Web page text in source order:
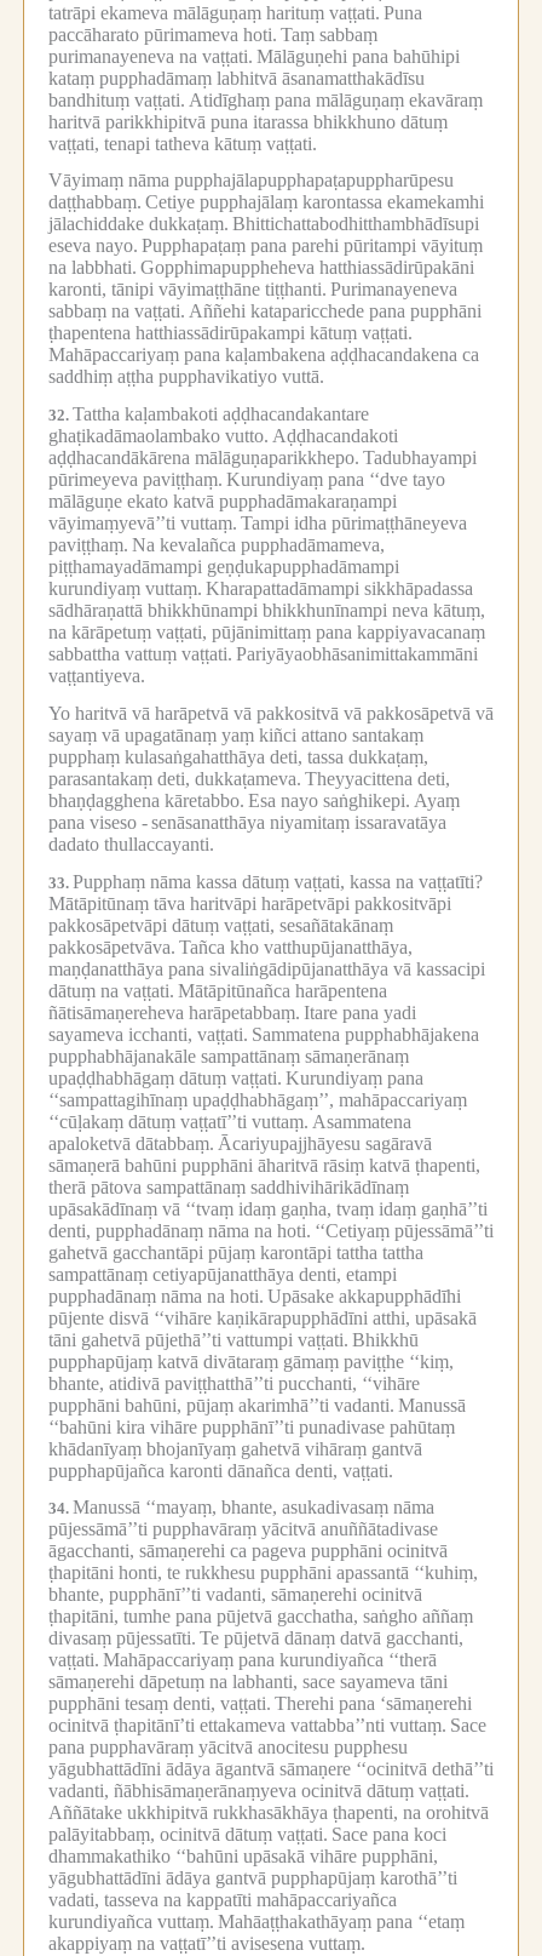
tatrāpi ekameva mālāguṇaṃ harituṃ vaṭṭati. Puna
paccāharato pūrimameva hoti. Taṃ sabbaṃ
purimanayeneva na vaṭṭati. Mālāguṇehi pana bahūhipi
kataṃ pupphadāmaṃ labhitvā āsanamatthakādīsu
bandhituṃ vaṭṭati. Atidīghaṃ pana mālāguṇaṃ ekavāraṃ
haritvā parikkhipitvā puna itarassa bhikkhuno dātuṃ
vaṭṭati, tenapi tatheva kātuṃ vaṭṭati.
Vāyimaṃ nāma pupphajālapupphapaṭapuppharūpesu
daṭṭhabbaṃ. Cetiye pupphajālaṃ karontassa ekamekamhi
jālachiddake dukkaṭaṃ. Bhittichattabodhitthambhādīsupi
eseva nayo. Pupphapaṭaṃ pana parehi pūritampi vāyituṃ
na labbhati. Gopphimapuppheheva hatthiassādirūpakāni
karonti, tānipi vāyimaṭṭhāne tiṭṭhanti. Purimanayeneva
sabbaṃ na vaṭṭati. Aññehi kataparicchede pana pupphāni
ṭhapentena hatthiassādirūpakampi kātuṃ vaṭṭati.
Mahāpaccariyaṃ pana kaḷambakena aḍḍhacandakena ca
saddhiṃ aṭṭha pupphavikatiyo vuttā.
32. Tattha kaḷambakoti aḍḍhacandakantare
ghaṭikadāmaolambako vutto. Aḍḍhacandakoti
aḍḍhacandākārena mālāguṇaparikkhepo. Tadubhayampi
pūrimeyeva paviṭṭhaṃ. Kurundiyaṃ pana ‘‘dve tayo
mālāguṇe ekato katvā pupphadāmakaraṇampi
vāyimaṃyevā’’ti vuttaṃ. Tampi idha pūrimaṭṭhāneyeva
paviṭṭhaṃ. Na kevalañca pupphadāmameva,
piṭṭhamayadāmampi geṇḍukapupphadāmampi
kurundiyaṃ vuttaṃ. Kharapattadāmampi sikkhāpadassa
sādhāraṇattā bhikkhūnampi bhikkhunīnampi neva kātuṃ,
na kārāpetuṃ vaṭṭati, pūjānimittaṃ pana kappiyavacanaṃ
sabbattha vattuṃ vaṭṭati. Pariyāyaobhāsanimittakammāni
vaṭṭantiyeva.
Yo haritvā vā harāpetvā vā pakkositvā vā pakkosāpetvā vā
sayaṃ vā upagatānaṃ yaṃ kiñci attano santakaṃ
pupphaṃ kulasaṅgahatthāya deti, tassa dukkaṭaṃ,
parasantakaṃ deti, dukkaṭameva. Theyyacittena deti,
bhaṇḍagghena kāretabbo. Esa nayo saṅghikepi. Ayaṃ
pana viseso -senāsanatthāya niyamitaṃ issaravatāya
dadato thullaccayanti.
33. Pupphaṃ nāma kassa dātuṃ vaṭṭati, kassa na vaṭṭatīti?
Mātāpitūnaṃ tāva haritvāpi harāpetvāpi pakkositvāpi
pakkosāpetvāpi dātuṃ vaṭṭati, sesañātakānaṃ
pakkosāpetvāva. Tañca kho vatthupūjanatthāya,
maṇḍanatthāya pana sivaliṅgādipūjanatthāya vā kassacipi
dātuṃ na vaṭṭati. Mātāpitūnañca harāpentena
ñātisāmaṇereheva harāpetabbaṃ. Itare pana yadi
sayameva icchanti, vaṭṭati. Sammatena pupphabhājakena
pupphabhājanakāle sampattānaṃ sāmaṇerānaṃ
upaḍḍhabhāgaṃ dātuṃ vaṭṭati. Kurundiyaṃ pana
‘‘sampattagihīnaṃ upaḍḍhabhāgaṃ’’, mahāpaccariyaṃ
‘‘cūḷakaṃ dātuṃ vaṭṭatī’’ti vuttaṃ. Asammatena
apaloketvā dātabbaṃ. Ācariyupajjhāyesu sagāravā
sāmaṇerā bahūni pupphāni āharitvā rāsiṃ katvā ṭhapenti,
therā pātova sampattānaṃ saddhivihārikādīnaṃ
upāsakādīnaṃ vā ‘‘tvaṃ idaṃ gaṇha, tvaṃ idaṃ gaṇhā’’ti
denti, pupphadānaṃ nāma na hoti. ‘‘Cetiyaṃ pūjessāmā’’ti
gahetvā gacchantāpi pūjaṃ karontāpi tattha tattha
sampattānaṃ cetiyapūjanatthāya denti, etampi
pupphadānaṃ nāma na hoti. Upāsake akkapupphādīhi
pūjente disvā ‘‘vihāre kaṇikārapupphādīni atthi, upāsakā
tāni gahetvā pūjethā’’ti vattumpi vaṭṭati. Bhikkhū
pupphapūjaṃ katvā divātaraṃ gāmaṃ paviṭṭhe ‘‘kiṃ,
bhante, atidivā paviṭṭhatthā’’ti pucchanti, ‘‘vihāre
pupphāni bahūni, pūjaṃ akarimhā’’ti vadanti. Manussā
‘‘bahūni kira vihāre pupphānī’’ti punadivase pahūtaṃ
khādanīyaṃ bhojanīyaṃ gahetvā vihāraṃ gantvā
pupphapūjañca karonti dānañca denti, vaṭṭati.
34. Manussā ‘‘mayaṃ, bhante, asukadivasaṃ nāma
pūjessāmā’’ti pupphavāraṃ yācitvā anuññātadivase
āgacchanti, sāmaṇerehi ca pageva pupphāni ocinitvā
ṭhapitāni honti, te rukkhesu pupphāni apassantā ‘‘kuhiṃ,
bhante, pupphānī’’ti vadanti, sāmaṇerehi ocinitvā
ṭhapitāni, tumhe pana pūjetvā gacchatha, saṅgho aññaṃ
divasaṃ pūjessatīti. Te pūjetvā dānaṃ datvā gacchanti,
vaṭṭati. Mahāpaccariyaṃ pana kurundiyañca ‘‘therā
sāmaṇerehi dāpetuṃ na labhanti, sace sayameva tāni
pupphāni tesaṃ denti, vaṭṭati. Therehi pana ‘sāmaṇerehi
ocinitvā ṭhapitānī’ti ettakameva vattabba’’nti vuttaṃ. Sace
pana pupphavāraṃ yācitvā anocitesu pupphesu
yāgubhattādīni ādāya āgantvā sāmaṇere ‘‘ocinitvā dethā’’ti
vadanti, ñābhisāmaṇerānaṃyeva ocinitvā dātuṃ vaṭṭati.
Aññātake ukkhipitvā rukkhasākhāya ṭhapenti, na orohitvā
palāyitabbaṃ, ocinitvā dātuṃ vaṭṭati. Sace pana koci
dhammakathiko ‘‘bahūni upāsakā vihāre pupphāni,
yāgubhattādīni ādāya gantvā pupphapūjaṃ karothā’’ti
vadati, tasseva na kappatīti mahāpaccariyañca
kurundiyañca vuttaṃ. Mahāaṭṭhakathāyaṃ pana ‘‘etaṃ
akappiyaṃ na vaṭṭatī’’ti avisesena vuttaṃ.